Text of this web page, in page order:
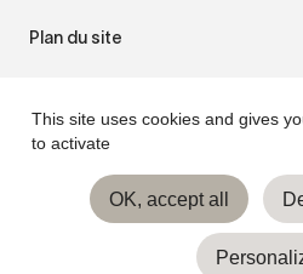
Plan du site
Gestion des cookies
This site uses cookies and gives
to activate
OK, accept all